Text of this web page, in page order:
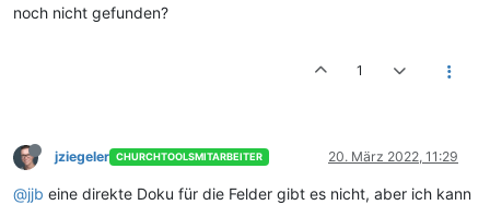
noch nicht gefunden?
1
jziegeler CHURCHTOOLSMITARBEITER 20. März 2022, 11:29
@jjb eine direkte Doku für die Felder gibt es nicht, aber ich kann